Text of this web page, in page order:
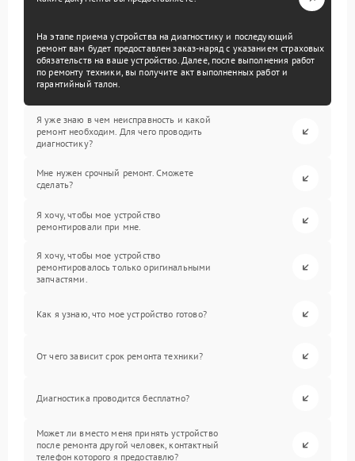
На этапе приема устройства на диагностику и последующий
ремонт вам будет предоставлен заказ-наряд с указанием страховых
обязательств на ваше устройство. Далее, после выполнения работ
по ремонту техники, вы получите акт выполненных работ и
гарантийный талон.
Я уже знаю в чем неисправность и какой
ремонт необходим. Для чего проводить
диагностику?
Мне нужен срочный ремонт. Сможете
сделать?
Я хочу, чтобы мое устройство
ремонтировали при мне.
Я хочу, чтобы мое устройство
ремонтировалось только оригинальными
запчастями.
Как я узнаю, что мое устройство готово?
От чего зависит срок ремонта техники?
Диагностика проводится бесплатно?
Может ли вместо меня принять устройство
после ремонта другой человек, контактный
телефон которого я предоставлю?